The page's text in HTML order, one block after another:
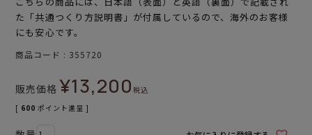
た「共通つくり方説明書」が付属しているので、海外のお客様
にも安心です。
商品コード 355720
販売価格 ¥13,200税込
[ 600 ポイント進呈 ]